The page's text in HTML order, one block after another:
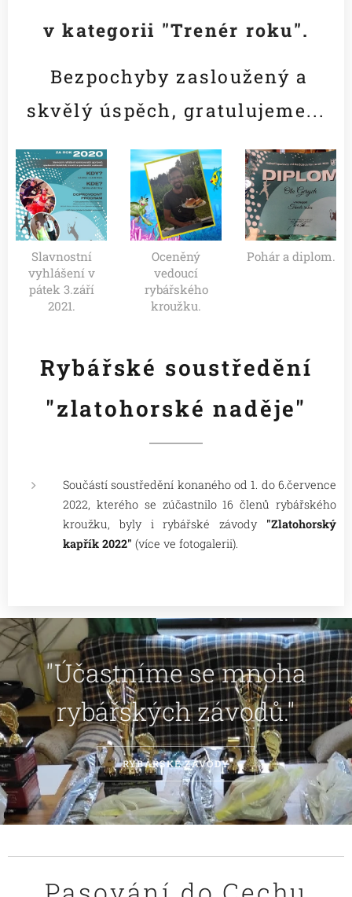
v kategorii "Trenér roku".
Bezpochyby zasloužený a
skvělý úspěch, gratulujeme...
Slavnostní
vyhlášení v
pátek 3.září
2021.
Oceněný
vedoucí
rybářského
kroužku.
Pohár a diplom.
Rybářské soustředění
"zlatohorské naděje"
Součástí soustředění konaného od 1. do 6.července
2022, kterého se zúčastnilo 16 členů rybářského
kroužku, byly i rybářské závody "Zlatohorský
kapřík 2022" (více ve fotogalerii).
"Účastníme se mnoha
rybářských závodů."
RYBÁŘSKÉ ZÁVODY